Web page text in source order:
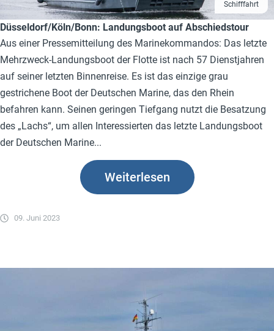
Schifffahrt
Düsseldorf/Köln/Bonn: Landungsboot auf Abschiedstour
Aus einer Pressemitteilung des Marinekommandos: Das letzte
Mehrzweck-Landungsboot der Flotte ist nach 57 Dienstjahren
auf seiner letzten Binnenreise. Es ist das einzige grau
gestrichene Boot der Deutschen Marine, das den Rhein
befahren kann. Seinen geringen Tiefgang nutzt die Besatzung
des „Lachs“, um allen Interessierten das letzte Landungsboot
der Deutschen Marine...
09. Juni 2023
Weiterlesen